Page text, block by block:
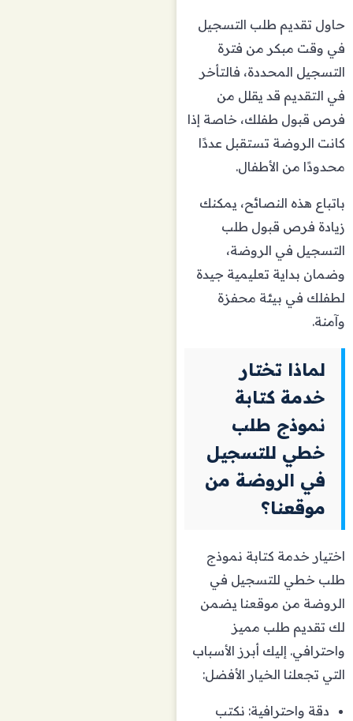
حاول تقديم طلب التسجيل
في وقت مبكر من فترة
التسجيل المحددة، فالتأخر
في التقديم قد يقلل من
فرص قبول طفلك، خاصة إذا
كانت الروضة تستقبل عددًا
محدودًا من الأطفال.
باتباع هذه النصائح، يمكنك
زيادة فرص قبول طلب
التسجيل في الروضة،
وضمان بداية تعليمية جيدة
لطفلك في بيئة محفزة
وآمنة.
لماذا تختار
خدمة كتابة
نموذج طلب
خطي للتسجيل
في الروضة من
موقعنا؟
اختيار خدمة كتابة نموذج
طلب خطي للتسجيل في
الروضة من موقعنا يضمن
لك تقديم طلب مميز
واحترافي. إليك أبرز الأسباب
التي تجعلنا الخيار الأفضل:
دقة واحترافية: نكتب